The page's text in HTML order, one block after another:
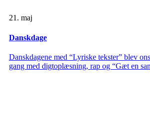
21. maj
Danskdage
Danskdagene med “Lyriske tekster” blev
gang med digtoplæsning, rap og “Gæt en